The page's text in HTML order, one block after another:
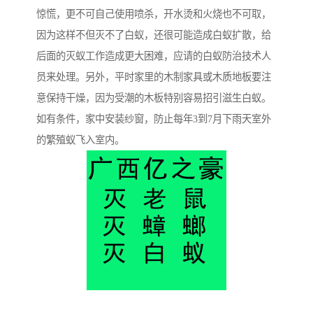
惊慌，更不可自己使用喷杀，开水烫和火烧也不可取，
因为这样不但灭不了白蚁，还很可能造成白蚁扩散，给
后面的灭蚁工作造成更大困难，应请的白蚁防治技术人
员来处理。另外，平时家里的木制家具或木质地板要注
意保持干燥，因为受潮的木板特别容易招引滋生白蚁。
如有条件，家中安装纱窗，防止每年3到7月下雨天室外
的繁殖蚁飞入室内。